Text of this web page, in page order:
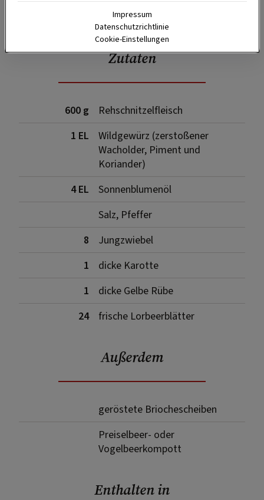
SPEICHERN
Zutaten
600 g
Rehschnitzelfleisch
1 EL
Wildgewürz (zerstoßener
Wacholder, Piment und
Koriander)
4 EL
Sonnenblumenöl
Salz, Pfeffer
8
Jungzwiebel
1
dicke Karotte
1
dicke Gelbe Rübe
24
frische Lorbeerblätter
Außerdem
geröstete Briochescheiben
Preiselbeer- oder
Vogelbeerkompott
Enthalten in
Impressum
Datenschutzrichtlinie
Cookie-Einstellungen